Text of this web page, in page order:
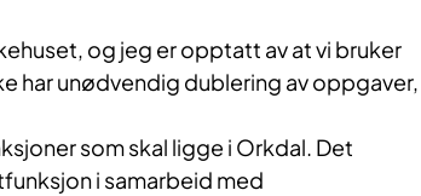
og jeg er opptatt av at vi bruker
har unødvendig dublering av oppgaver,
som skal ligge i Orkdal. Det
i samarbeid med